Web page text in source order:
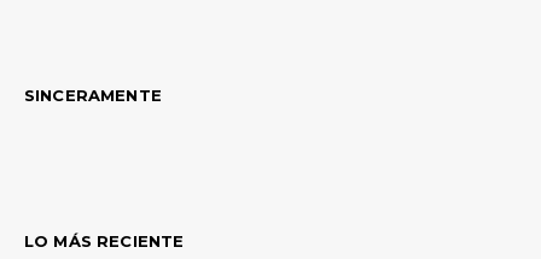
SINCERAMENTE
LO MÁS RECIENTE